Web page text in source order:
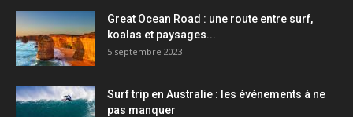
Great Ocean Road : une route entre surf,
koalas et paysages...
5 septembre 2023
Surf trip en Australie : les événements à ne
pas manquer